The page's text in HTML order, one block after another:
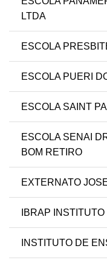
LTDA
ESCOLA
ESCOLA PUERI
ESCOLA SAINT
ESCOLA SENAI
BOM RETIRO
EXTERNATO
IBRAP
INSTITUTO DE